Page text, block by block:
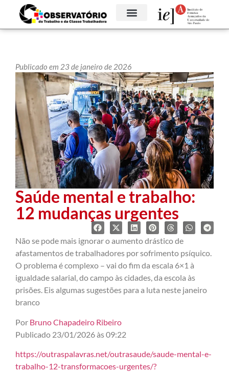
Publicado em 23 de janeiro de 2026
Saúde mental e trabalho:
12 mudanças urgentes
Não se pode mais ignorar o aumento drástico de
afastamentos de trabalhadores por sofrimento psíquico.
O problema é complexo – vai do fim da escala 6×1 à
igualdade salarial, do campo às cidades, da escola às
prisões. Eis algumas sugestões para a luta neste janeiro
branco
Por Bruno Chapadeiro Ribeiro
Publicado 23/01/2026 às 09:22
https://outraspalavras.net/outrasaude/saude-mental-e-
trabalho-12-transformacoes-urgentes/?